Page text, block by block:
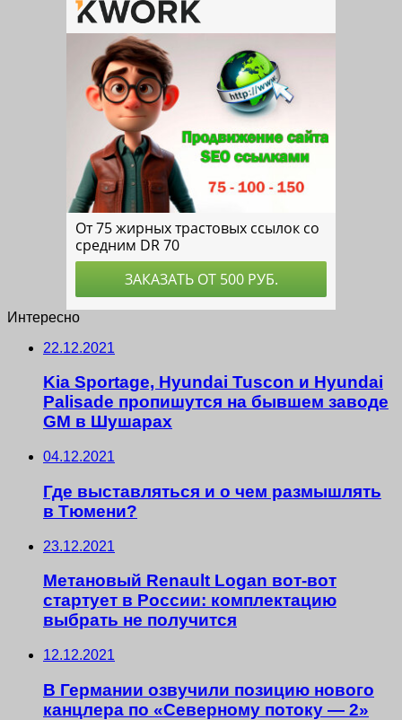
Интересно
22.12.2021
Kia Sportage, Hyundai Tuscon и Hyundai
Palisade пропишутся на бывшем заводе
GM в Шушарах
04.12.2021
Где выставляться и о чем размышлять
в Тюмени?
23.12.2021
Метановый Renault Logan вот-вот
стартует в России: комплектацию
выбрать не получится
12.12.2021
В Германии озвучили позицию нового
канцлера по «Северному потоку — 2»